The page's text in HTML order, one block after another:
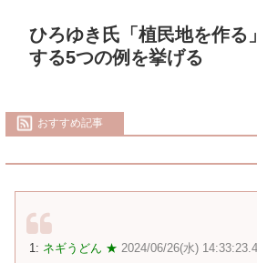
ひろゆき氏「植民地を作
する5つの例を挙げる
おすすめ記事
1: ネギうどん ★ 2024/06/26(水)